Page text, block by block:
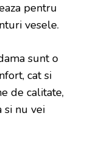
pentru
vesele.
sunt o
cat si
de calitate,
si nu vei